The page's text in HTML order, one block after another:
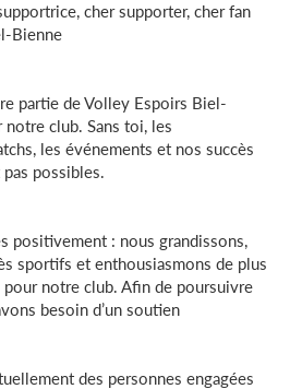
Einloggen
cher supporter, cher fan
Bienne
partie de Volley Espoirs Biel-
club. Sans toi, les
les événements et nos succès
possibles.
positivement : nous grandissons,
sportifs et enthousiasmons de plus
pour notre club. Afin de poursuivre
besoin d’un soutien
des personnes engagées